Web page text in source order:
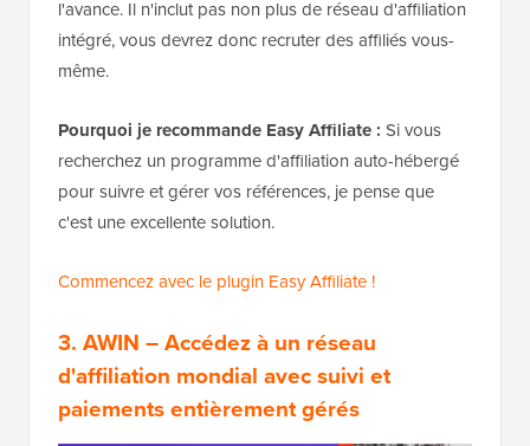
l'avance. Il n'inclut pas non plus de réseau d'affiliation
intégré, vous devrez donc recruter des affiliés vous-
même.
Pourquoi je recommande Easy Affiliate : Si vous
recherchez un programme d'affiliation auto-hébergé
pour suivre et gérer vos références, je pense que
c'est une excellente solution.
Commencez avec le plugin Easy Affiliate !
3. AWIN – Accédez à un réseau
d'affiliation mondial avec suivi et
paiements entièrement gérés